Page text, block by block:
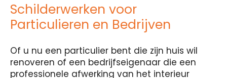
Schilderwerken voor
Particulieren en Bedrijven
Of u nu een particulier bent die zijn huis wil
renoveren of een bedrijfseigenaar die een
professionele afwerking van het interieur